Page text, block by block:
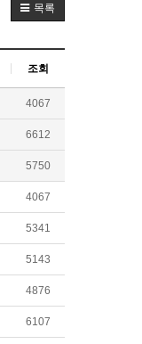
목록
조회
4067
6612
5750
4067
5341
5143
4876
6107